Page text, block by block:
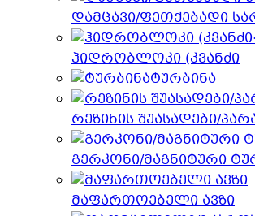
დამცავი/ფეთქებადი
ჰიდრობლოკი (კვანძი
ტურბინა
რეზინის შუასადები/
გერკონი/მაგნიტური
მაფართოებელი ავზი